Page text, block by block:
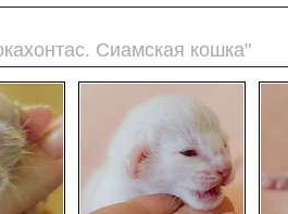
Сиамская кошка"